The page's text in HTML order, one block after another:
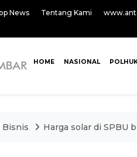
News Tentang Kami
HOME NASIONAL
Bisnis Harga solar di SPBU